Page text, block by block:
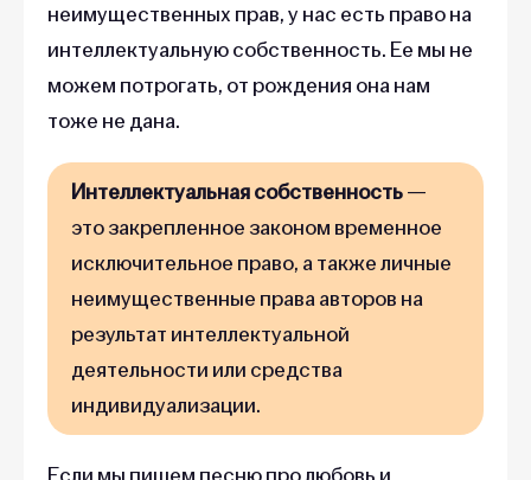
неимущественных прав, у нас есть право на
интеллектуальную собственность. Ее мы не
можем потрогать, от рождения она нам
тоже не дана.
Интеллектуальная собственность—
это закрепленное законом временное
исключительное право, а также личные
неимущественные права авторов на
результат интеллектуальной
деятельности или средства
индивидуализации.
Если мы пишем песню про любовь и